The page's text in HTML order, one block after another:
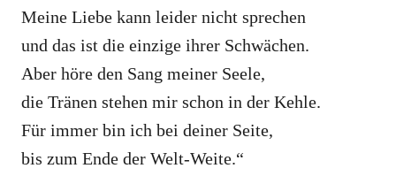
Meine Liebe kann leider nicht sprechen
und das ist die einzige ihrer Schwächen.
Aber höre den Sang meiner Seele,
die Tränen stehen mir schon in der Kehle.
Für immer bin ich bei deiner Seite,
bis zum Ende der Welt-Weite.“